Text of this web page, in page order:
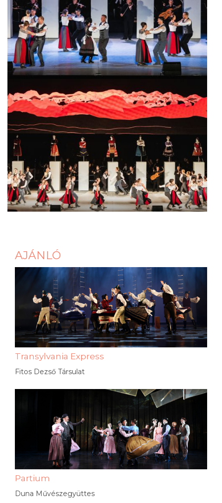
AJÁNLÓ
Transylvania Express
Fitos Dezső Társulat
Partium
Duna Művészegyüttes